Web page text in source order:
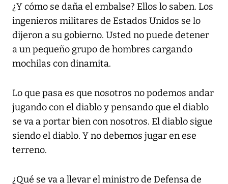
¿Y cómo se daña el embalse? Ellos lo saben. Los
ingenieros militares de Estados Unidos se lo
dijeron a su gobierno. Usted no puede detener
a un pequeño grupo de hombres cargando
mochilas con dinamita.
Lo que pasa es que nosotros no podemos andar
jugando con el diablo y pensando que el diablo
se va a portar bien con nosotros. El diablo sigue
siendo el diablo. Y no debemos jugar en ese
terreno.
¿Qué se va a llevar el ministro de Defensa de